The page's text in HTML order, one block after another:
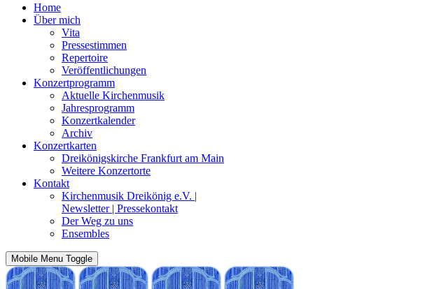
Home
Über mich
Vita
Pressestimmen
Repertoire
Veröffentlichungen
Konzertprogramm
Aktuelle Kirchenmusik
Jahresprogramm
Konzertkalender
Archiv
Konzertkarten
Dreikönigskirche Frankfurt am Main
Weitere Konzertorte
Kontakt
Kirchenmusik Dreikönig e.V. |
Newsletter | Pressekontakt
Der Weg zu uns
Ensembles
Mobile Menu Toggle